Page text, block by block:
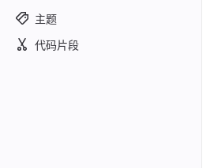
主题
代码片段